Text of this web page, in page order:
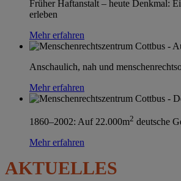
Früher Haftanstalt – heute Denkmal:
erleben
Mehr erfahren
Anschaulich, nah und
Mehr erfahren
1860–2002: Auf 22.000m2 deutsche
Mehr erfahren
AKTUELLES